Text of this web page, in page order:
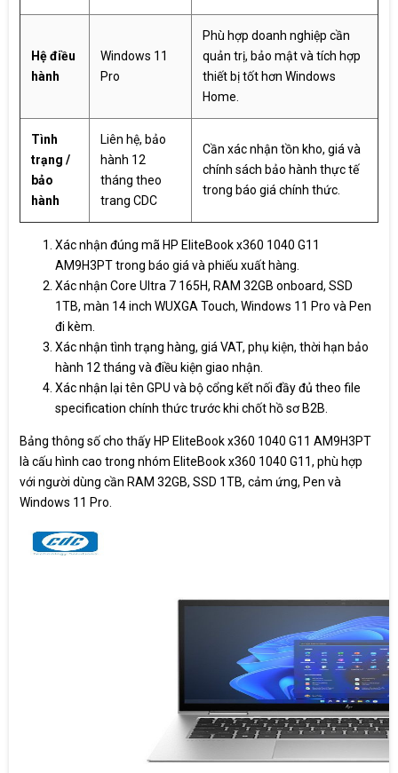
Hệ điều
hành
Windows 11
Pro
Phù hợp doanh nghiệp cần
quản trị, bảo mật và tích hợp
thiết bị tốt hơn Windows
Home.
Tình
trạng /
bảo
hành
Liên hệ, bảo
hành 12
tháng theo
trang CDC
Cần xác nhận tồn kho, giá và
chính sách bảo hành thực tế
trong báo giá chính thức.
Xác nhận đúng mã HP EliteBook x360 1040 G11
AM9H3PT trong báo giá và phiếu xuất hàng.
Xác nhận Core Ultra 7 165H, RAM 32GB onboard, SSD
1TB, màn 14 inch WUXGA Touch, Windows 11 Pro và Pen
đi kèm.
Xác nhận tình trạng hàng, giá VAT, phụ kiện, thời hạn bảo
hành 12 tháng và điều kiện giao nhận.
Xác nhận lại tên GPU và bộ cổng kết nối đầy đủ theo file
specification chính thức trước khi chốt hồ sơ B2B.
Bảng thông số cho thấy HP EliteBook x360 1040 G11 AM9H3PT
là cấu hình cao trong nhóm EliteBook x360 1040 G11, phù hợp
với người dùng cần RAM 32GB, SSD 1TB, cảm ứng, Pen và
Windows 11 Pro.